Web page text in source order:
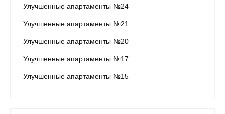
Улучшенные апартаменты №24
Улучшенные апартаменты №21
Улучшенные апартаменты №20
Улучшенные апартаменты №17
Улучшенные апартаменты №15